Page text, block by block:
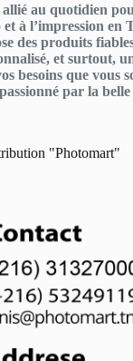
allié au quotidien
à l’impression en
des produits
et surtout,
besoins que vous
par la
"Photomart"